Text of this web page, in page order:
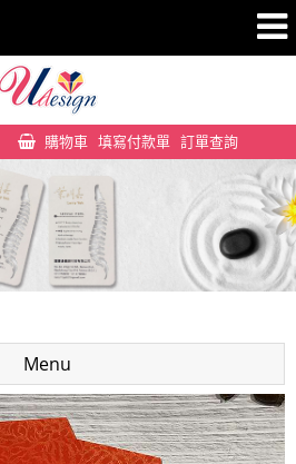
購物車 填寫付款單 訂單查詢
Menu